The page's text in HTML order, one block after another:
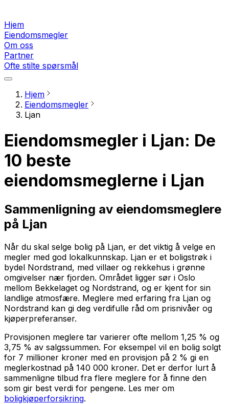
Hjem
Eiendomsmegler
Om oss
Partner
Ofte stilte spørsmål
Hjem
Eiendomsmegler
Ljan
Eiendomsmegler i Ljan: De
10 beste
eiendomsmeglerne i Ljan
Sammenligning av eiendomsmeglere
på Ljan
Når du skal selge bolig på Ljan, er det viktig å velge en
megler med god lokalkunnskap. Ljan er et boligstrøk i
bydel Nordstrand, med villaer og rekkehus i grønne
omgivelser nær fjorden. Området ligger sør i Oslo
mellom Bekkelaget og Nordstrand, og er kjent for sin
landlige atmosfære. Meglere med erfaring fra Ljan og
Nordstrand kan gi deg verdifulle råd om prisnivåer og
kjøperpreferanser.
Provisjonen meglere tar varierer ofte mellom 1,25 % og
3,75 % av salgssummen. For eksempel vil en bolig solgt
for 7 millioner kroner med en provisjon på 2 % gi en
meglerkostnad på 140 000 kroner. Det er derfor lurt å
sammenligne tilbud fra flere meglere for å finne den
som gir best verdi for pengene. Les mer om
boligkjøperforsikring.